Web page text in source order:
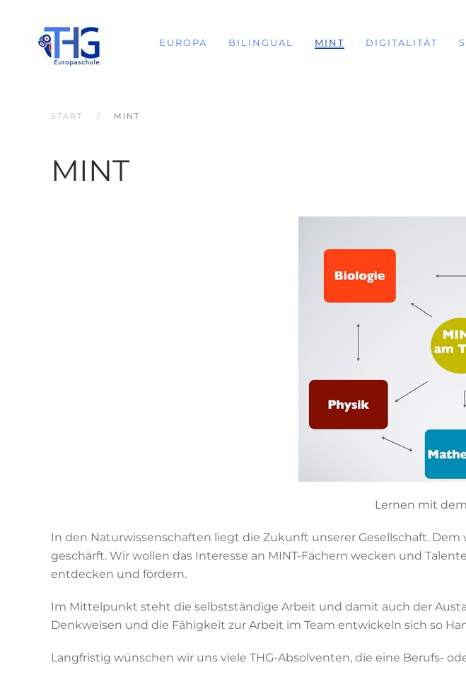
EUROPA BILINGUAL MINT DIGITALITÄT
START MINT
MINT
Lernen mit
In den Naturwissenschaften liegt die Zukunft unserer Gesellschaft.
geschärft. Wir wollen das Interesse an MINT-Fächern wecken und
entdecken und fördern.
Im Mittelpunkt steht die selbstständige Arbeit und damit auch der
Denkweisen und die Fähigkeit zur Arbeit im Team entwickeln sich so
Langfristig wünschen wir uns viele THG-Absolventen, die eine Berufs-